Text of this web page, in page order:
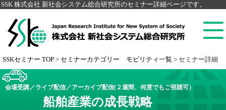
SSK 株式会社 新社会システム総合研究所のセミナー詳細ページです。
SSKセミナー TOP > セミナーカテゴリー モビリティ一覧 > セミナー詳細
会場受講／ライブ配信／アーカイブ配信(２週間、何度でもご視聴可）
船舶産業の成長戦略